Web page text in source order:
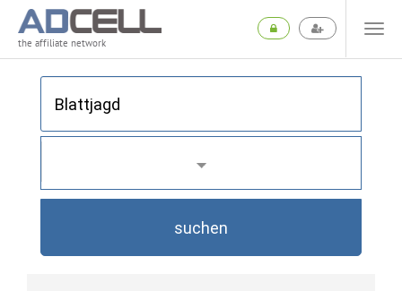
the affiliate network
suchen